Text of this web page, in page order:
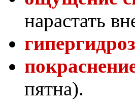
нарастать
гипергидроз
пятна).